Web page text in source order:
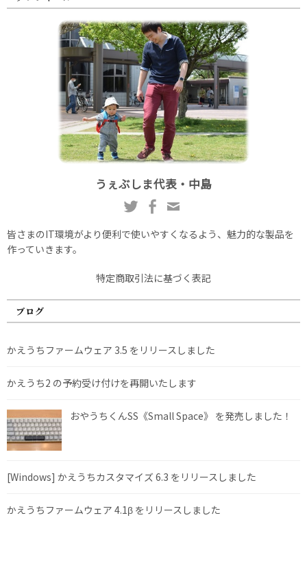
うぇぶしま代表・中島
皆さまのIT環境がより便利で使いやすくなるよう、魅力的な製品を
作っていきます。
特定商取引法に基づく表記
ブログ
かえうちファームウェア 3.5 をリリースしました
かえうち2 の予約受け付けを再開いたします
おやうちくんSS《Small Space》 を発売しました！
[Windows] かえうちカスタマイズ 6.3 をリリースしました
かえうちファームウェア 4.1β をリリースしました